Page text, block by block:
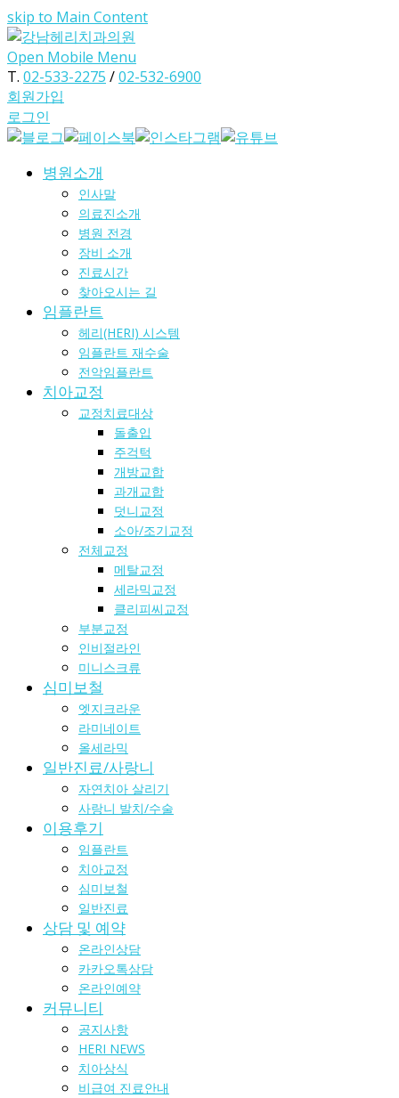
skip to Main Content
Open Mobile Menu
T. 02-533-2275 /02-532-6900
회원가입
로그인
병원소개
인사말
의료진소개
병원 전경
장비 소개
진료시간
찾아오시는 길
임플란트
헤리(HERI) 시스템
임플란트 재수술
전악임플란트
치아교정
교정치료대상
돌출입
주걱턱
개방교합
과개교합
덧니교정
소아/조기교정
전체교정
메탈교정
세라믹교정
클리피씨교정
부분교정
인비절라인
미니스크류
심미보철
엣지크라운
라미네이트
올세라믹
일반진료/사랑니
자연치아 살리기
사랑니 발치/수술
이용후기
임플란트
치아교정
심미보철
일반진료
상담 및 예약
온라인상담
카카오톡상담
온라인예약
커뮤니티
공지사항
HERI NEWS
치아상식
비급여 진료안내